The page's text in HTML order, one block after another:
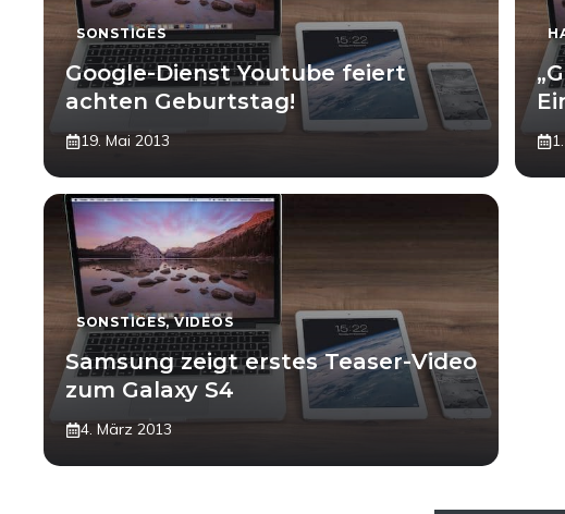
SONSTIGES
Google-Dienst Youtube feiert
achten Geburtstag!
19. Mai 2013
SONSTIGES,VIDEOS
Samsung zeigt erstes Teaser-Video
zum Galaxy S4
4. März 2013